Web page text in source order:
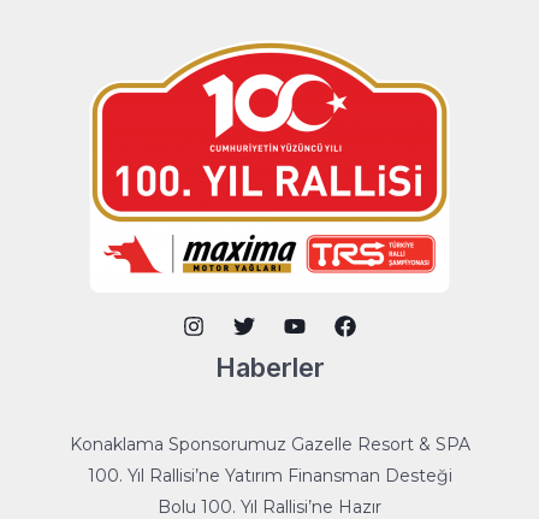
Haberler
Konaklama Sponsorumuz Gazelle Resort & SPA
100. Yıl Rallisi’ne Yatırım Finansman Desteği
Bolu 100. Yıl Rallisi’ne Hazır